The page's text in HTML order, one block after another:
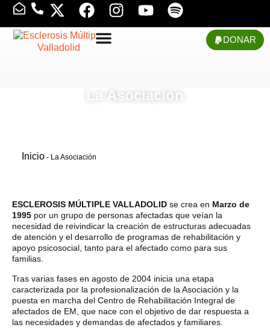
DONAR
La Asociación
Inicio- La Asociación
ESCLEROSIS MÚLTIPLE VALLADOLID se crea en Marzo de
1995 por un grupo de personas afectadas que veían la
necesidad de reivindicar la creación de estructuras adecuadas
de atención y el desarrollo de programas de rehabilitación y
apoyo psicosocial, tanto para el afectado como para sus
familias.
Tras varias fases en agosto de 2004 inicia una etapa
caracterizada por la profesionalización de la Asociación y la
puesta en marcha del Centro de Rehabilitación Integral de
afectados de EM, que nace con el objetivo de dar respuesta a
las necesidades y demandas de afectados y familiares.